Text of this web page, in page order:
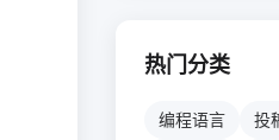
热门分类
编程语言 投